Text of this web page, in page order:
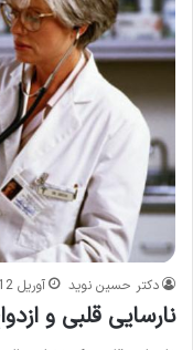
دکتر حسین نوید آوریل 12, 2014
نارسایی قلبی و